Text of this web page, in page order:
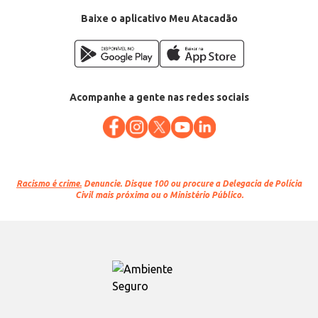
Baixe o aplicativo Meu Atacadão
Acompanhe a gente nas redes sociais
Racismo é crime. Denuncie. Disque 100 ou procure a Delegacia de Polícia
Civil mais próxima ou o Ministério Público.